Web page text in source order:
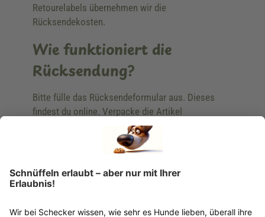
Retourelabels übernehmen wir die
Rücksendekosten.
Wie funktioniert die
Rücksendung?
Bitte fülle das Rücksendeformular aus. Dieses
findest du online. Verpacke die Artikel
anschließend sicher und klebe das
Rücksendeetikett auf das Paket. Dieses kannst du
dir in deinem Kundenkonto anfordern. Hast du als
Gast bestellt, schreibe uns eine Email an
verkauf@schecker.de oder rufe zu unseren
Rücksendeetikett zukommen.